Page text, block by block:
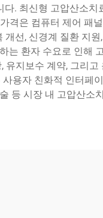
. 최신형 고압산소
격은 컴퓨터 제어 패
선, 신경계 질환 지
는 환자 수요로 인해
유지보수 계약, 그리
용자 친화적 인터페
등 시장 내 고압산소